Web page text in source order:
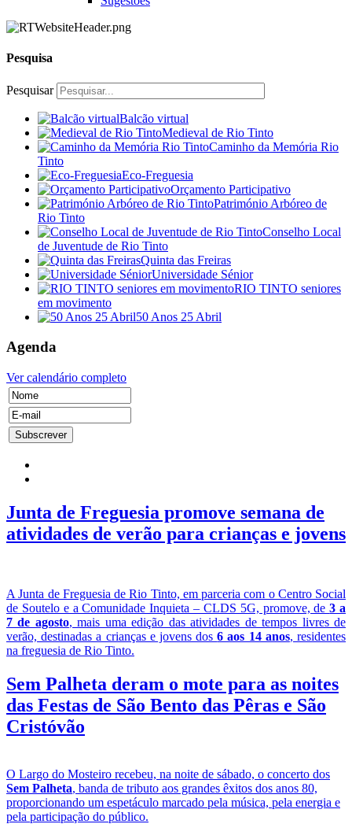
Pesquisa
Pesquisar
Balcão virtual
Medieval de Rio Tinto
Caminho da Memória Rio
Tinto
Eco-Freguesia
Orçamento Participativo
Património Arbóreo de
Rio Tinto
Conselho Local
de Juventude de Rio Tinto
Quinta das Freiras
Universidade Sénior
RIO TINTO seniores
em movimento
50 Anos 25 Abril
Agenda
Ver calendário completo
Junta de Freguesia promove semana de
atividades de verão para crianças e jovens
A Junta de Freguesia de Rio Tinto, em parceria com o Centro Social
de Soutelo e a Comunidade Inquieta – CLDS 5G, promove, de3 a
7 de agosto, mais uma edição das atividades de tempos livres de
verão, destinadas a crianças e jovens dos6 aos 14 anos, residentes
na freguesia de Rio Tinto.
Sem Palheta deram o mote para as noites
das Festas de São Bento das Pêras e São
Cristóvão
O Largo do Mosteiro recebeu, na noite de sábado, o concerto dos
Sem Palheta, banda de tributo aos grandes êxitos dos anos 80,
proporcionando um espetáculo marcado pela música, pela energia e
pela participação do público.